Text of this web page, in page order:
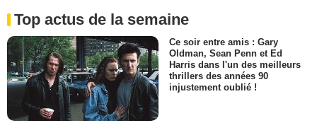
Top actus de la semaine
Ce soir entre amis : Gary
Oldman, Sean Penn et Ed
Harris dans l'un des meilleurs
thrillers des années 90
injustement oublié !